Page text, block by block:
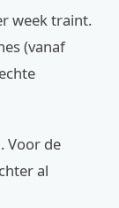
week traint.
(vanaf
Voor de
al